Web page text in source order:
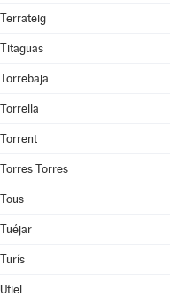
Terrateig
Titaguas
Torrebaja
Torrella
Torrent
Torres Torres
Tous
Tuéjar
Turís
Utiel